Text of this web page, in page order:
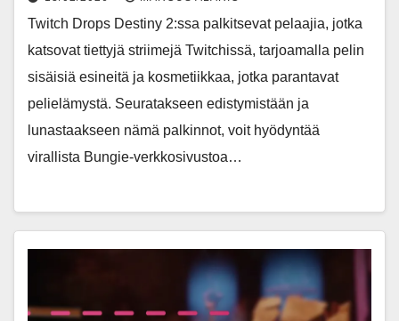
Twitch Drops Destiny 2:ssa palkitsevat pelaajia, jotka
katsovat tiettyjä striimejä Twitchissä, tarjoamalla pelin
sisäisiä esineitä ja kosmetiikkaa, jotka parantavat
pelielämystä. Seuratakseen edistymistään ja
lunastaakseen nämä palkinnot, voit hyödyntää
virallista Bungie-verkkosivustoa…